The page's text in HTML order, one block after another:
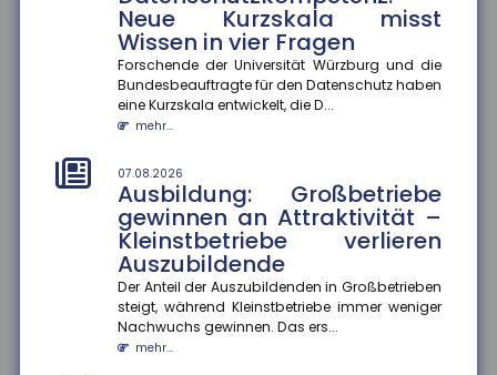
Neue Kurzskala misst
Wissen in vier Fragen
Forschende der Universität Würzburg und die
Bundesbeauftragte für den Datenschutz haben
eine Kurzskala entwickelt, die D...
mehr...
07.08.2026
Ausbildung: Großbetriebe
gewinnen an Attraktivität –
Kleinstbetriebe verlieren
Auszubildende
Der Anteil der Auszubildenden in Großbetrieben
steigt, während Kleinstbetriebe immer weniger
Nachwuchs gewinnen. Das ers...
mehr...
Die Hochschule Geisenheim entwickelt im Naturpark
Soonwald-Nahe eine ?Schwammregion?, die
Wasser bei Starkregen aufnimmt...
mehr...
07.08.2026
Bildungsübergänge: Soziale
Herausforderung
Bildungschancen in Deutschland hängen weiterhin
stark von der sozialen Herkunft ab. Besonders an
Übergängen im Bildungss...
mehr...
07.08.2026
Homeoffice: Zufriedenheit
hängt von der Passgenauigkeit